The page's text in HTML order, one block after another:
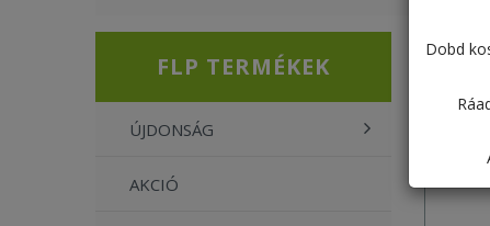
Dobd
FLP TERMÉKEK
ÚJDONSÁG
AKCIÓ